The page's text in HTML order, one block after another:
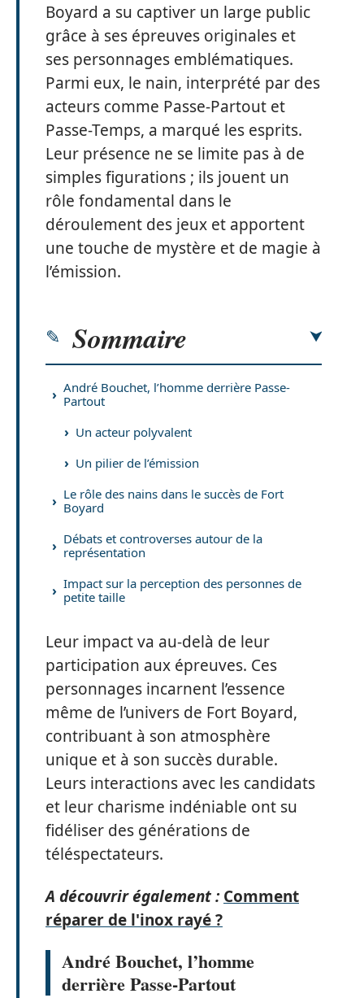
Boyard a su captiver un large public
grâce à ses épreuves originales et
ses personnages emblématiques.
Parmi eux, le nain, interprété par des
acteurs comme Passe-Partout et
Passe-Temps, a marqué les esprits.
Leur présence ne se limite pas à de
simples figurations ; ils jouent un
rôle fondamental dans le
déroulement des jeux et apportent
une touche de mystère et de magie à
l’émission.
Sommaire
André Bouchet, l’homme derrière Passe-
Partout
Un acteur polyvalent
Un pilier de l’émission
Le rôle des nains dans le succès de Fort
Boyard
Débats et controverses autour de la
représentation
Impact sur la perception des personnes de
petite taille
Leur impact va au-delà de leur
participation aux épreuves. Ces
personnages incarnent l’essence
même de l’univers de Fort Boyard,
contribuant à son atmosphère
unique et à son succès durable.
Leurs interactions avec les candidats
et leur charisme indéniable ont su
fidéliser des générations de
téléspectateurs.
A découvrir également : Comment
réparer de l'inox rayé ?
André Bouchet, l’homme
derrière Passe-Partout